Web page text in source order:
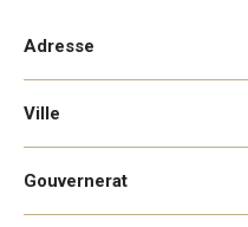
Adresse
Ville
Gouvernerat